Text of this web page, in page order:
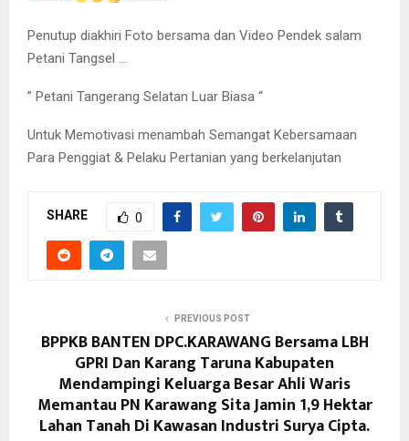
Penutup diakhiri Foto bersama dan Video Pendek salam
Petani Tangsel …
” Petani Tangerang Selatan Luar Biasa “
Untuk Memotivasi menambah Semangat Kebersamaan
Para Penggiat & Pelaku Pertanian yang berkelanjutan
SHARE 0
PREVIOUS POST
BPPKB BANTEN DPC.KARAWANG Bersama LBH
GPRI Dan Karang Taruna Kabupaten
Mendampingi Keluarga Besar Ahli Waris
Memantau PN Karawang Sita Jamin 1,9 Hektar
Lahan Tanah Di Kawasan Industri Surya Cipta.